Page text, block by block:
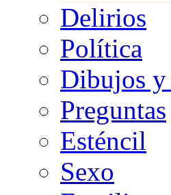
Delirios
Política
Dibujos y
Preguntas
Esténcil
Sexo